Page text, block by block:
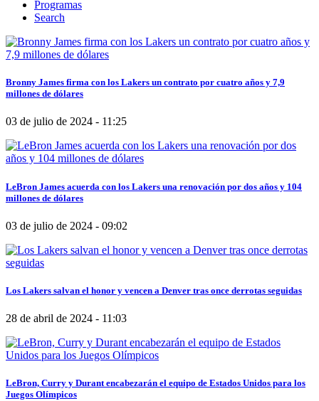
Programas
Search
Bronny James firma con los Lakers un contrato por cuatro años y 7,9
millones de dólares
03 de julio de 2024 - 11:25
LeBron James acuerda con los Lakers una renovación por dos años y 104
millones de dólares
03 de julio de 2024 - 09:02
Los Lakers salvan el honor y vencen a Denver tras once derrotas seguidas
28 de abril de 2024 - 11:03
LeBron, Curry y Durant encabezarán el equipo de Estados Unidos para los
Juegos Olímpicos